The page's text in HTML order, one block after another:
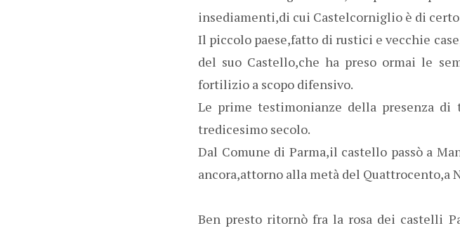
insediamenti,di cui Castelcorniglio è di
Il piccolo paese,fatto di rustici e vecchie
del suo Castello,che ha preso ormai le
fortilizio a scopo difensivo.
Le prime testimonianze della presenza
tredicesimo secolo.
Dal Comune di Parma,il castello passò a
ancora,attorno alla metà del Quattrocento,a
Ben presto ritornò fra la rosa dei castelli